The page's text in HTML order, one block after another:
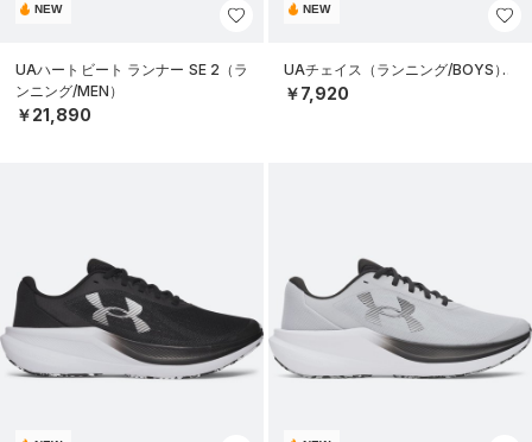
NEW
UAハートビート ランナー SE 2（ラ
ンニング/MEN）
￥21,890
NEW
UAチェイス（ランニング/BOYS）
￥7,920